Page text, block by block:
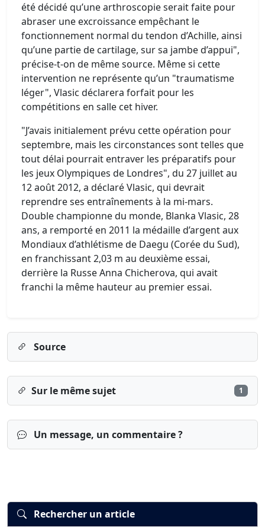
été décidé qu’une arthroscopie serait faite pour
abraser une excroissance empêchant le
fonctionnement normal du tendon d’Achille, ainsi
qu’une partie de cartilage, sur sa jambe d’appui",
précise-t-on de même source. Même si cette
intervention ne représente qu’un "traumatisme
léger", Vlasic déclarera forfait pour les
compétitions en salle cet hiver.
"J’avais initialement prévu cette opération pour
septembre, mais les circonstances sont telles que
tout délai pourrait entraver les préparatifs pour
les jeux Olympiques de Londres", du 27 juillet au
12 août 2012, a déclaré Vlasic, qui devrait
reprendre ses entraînements à la mi-mars.
Double championne du monde, Blanka Vlasic, 28
ans, a remporté en 2011 la médaille d’argent aux
Mondiaux d’athlétisme de Daegu (Corée du Sud),
en franchissant 2,03 m au deuxième essai,
derrière la Russe Anna Chicherova, qui avait
franchi la même hauteur au premier essai.
Source
Sur le même sujet 1
Un message, un commentaire ?
Rechercher un article